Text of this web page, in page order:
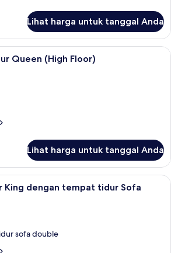
Lihat harga untuk tanggal Anda
Meja kerja, tirai kedap cahaya,
Queen (High Floor)
Lihat harga untuk tanggal Anda
Meja kerja, tirai kedap cahaya,
King dengan tempat tidur Sofa
sofa double